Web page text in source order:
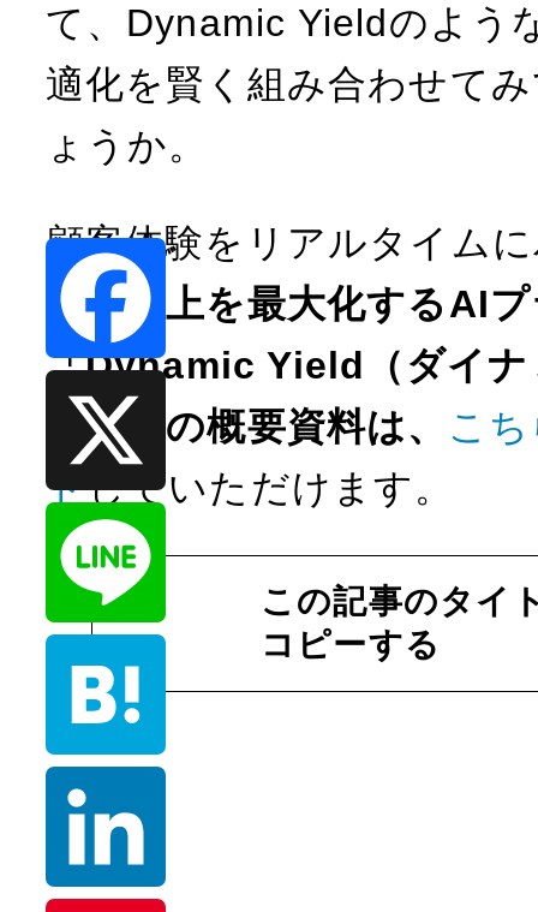
て、Dynamic Yieldのよう
適化を賢く組み合わせて
ょうか。
顧客体験をリアルタイム
し、 売上を最大化するAI
「Dynamic Yield（ダイナ
ド）」の概要資料は、 こ
ドしていただけます。
c
b
o
X
n
この記事のタイ
コピーする